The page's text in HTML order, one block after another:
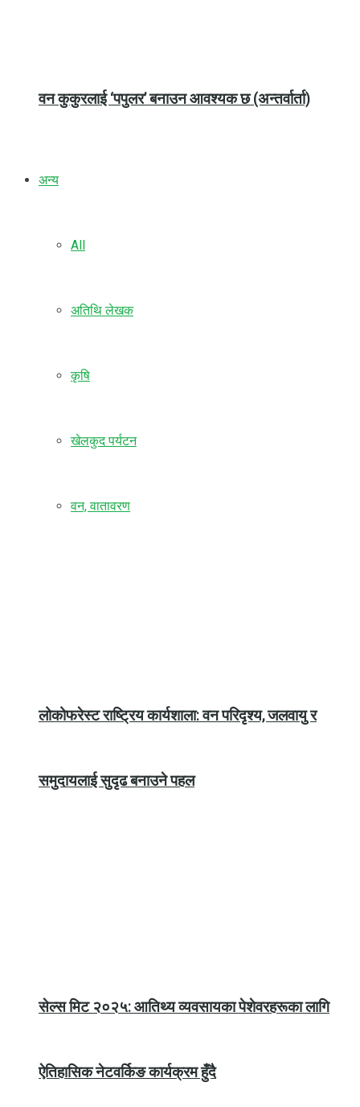
वन कुकुरलाई ‘पपुलर’ बनाउन आवश्यक छ (अन्तर्वार्ता)
अन्य
All
अतिथि लेखक
कृषि
खेलकुद पर्यटन
वन, वातावरण
लोकोफरेस्ट राष्ट्रिय कार्यशाला: वन परिदृश्य, जलवायु र
समुदायलाई सुदृढ बनाउने पहल
सेल्स मिट २०२५: आतिथ्य व्यवसायका पेशेवरहरूका लागि
ऐतिहासिक नेटवर्किङ कार्यक्रम हुँदै